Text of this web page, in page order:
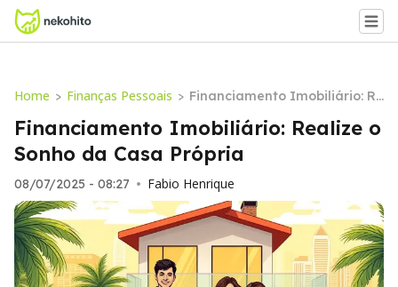
Home > Finanças Pessoais > Financiamento Imobiliário: Re
alize o Sonho da Casa Própria
Financiamento Imobiliário: Realize o
Sonho da Casa Própria
08/07/2025 - 08:27 • Fabio Henrique